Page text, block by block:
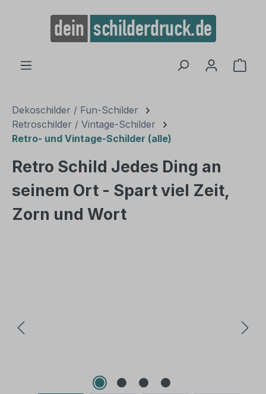
springen
Dekoschilder / Fun-Schilder
Retroschilder / Vintage-Schilder
Retro- und Vintage-Schilder (alle)
Retro Schild Jedes Ding an
seinem Ort - Spart viel Zeit,
Zorn und Wort